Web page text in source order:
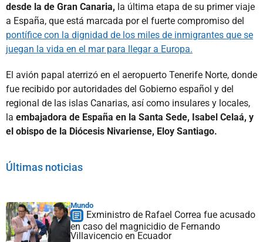
desde la de Gran Canaria, la última etapa de su primer viaje
a España, que está marcada por el fuerte compromiso del
pontífice con la dignidad de los miles de inmigrantes que se
juegan la vida en el mar para llegar a Europa.
El avión papal aterrizó en el aeropuerto Tenerife Norte, donde
fue recibido por autoridades del Gobierno español y del
regional de las islas Canarias, así como insulares y locales,
la embajadora de España en la Santa Sede, Isabel Celaá, y
el obispo de la Diócesis Nivariense, Eloy Santiago.
Últimas noticias
Mundo
Exministro de Rafael Correa fue acusado
en caso del magnicidio de Fernando
Villavicencio en Ecuador